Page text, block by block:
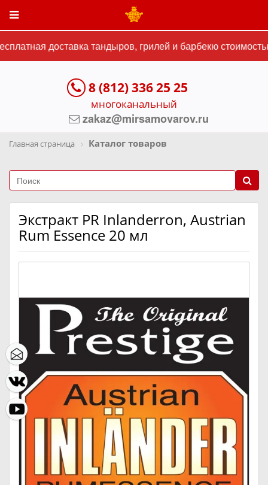
доставка тандыров, грилей и барбекю
8 (812) 336 25 25
многоканальный
zakaz@mirsamovarov.ru
Главная страница Каталог товаров
Экстракт PR Inlanderron, Austrian
Rum Essence 20 мл